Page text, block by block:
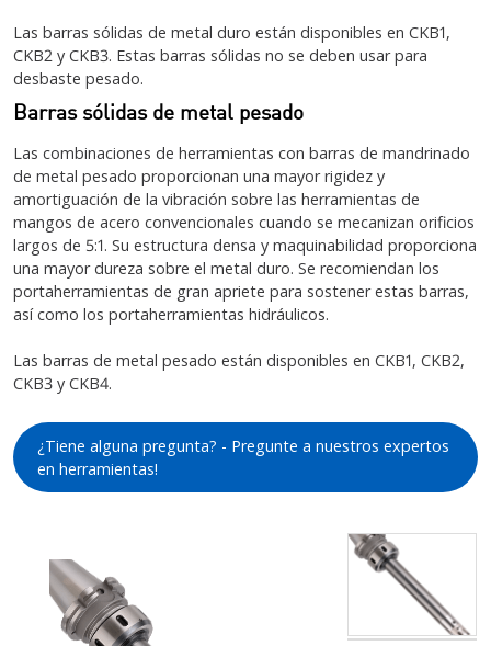
Las barras sólidas de metal duro están disponibles en CKB1,
CKB2 y CKB3. Estas barras sólidas no se deben usar para
desbaste pesado.
Barras sólidas de metal pesado
Las combinaciones de herramientas con barras de mandrinado
de metal pesado proporcionan una mayor rigidez y
amortiguación de la vibración sobre las herramientas de
mangos de acero convencionales cuando se mecanizan orificios
largos de 5:1. Su estructura densa y maquinabilidad proporciona
una mayor dureza sobre el metal duro. Se recomiendan los
portaherramientas de gran apriete para sostener estas barras,
así como los portaherramientas hidráulicos.
Las barras de metal pesado están disponibles en CKB1, CKB2,
CKB3 y CKB4.
¿Tiene alguna pregunta? - Pregunte a nuestros expertos
en herramientas!